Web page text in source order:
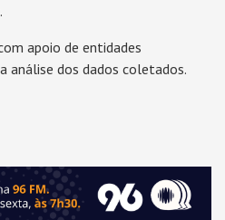
apoio de entidades
análise dos dados coletados.